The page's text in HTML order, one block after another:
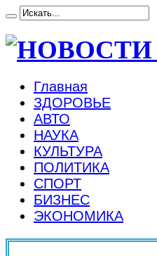
Главная
ЗДОРОВЬЕ
АВТО
НАУКА
КУЛЬТУРА
ПОЛИТИКА
СПОРТ
БИЗНЕС
ЭКОНОМИКА